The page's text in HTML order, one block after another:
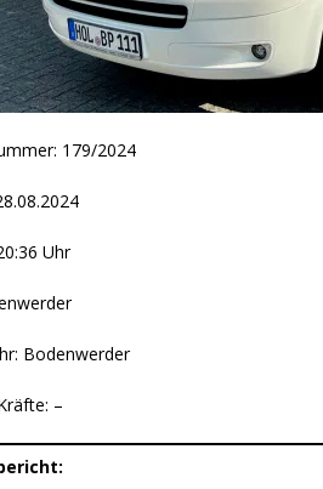
179/2024
Uhr
Bodenwerder
–